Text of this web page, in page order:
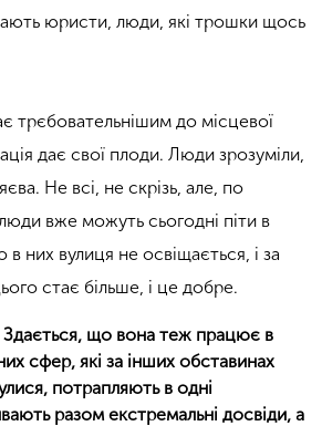
юристи, люди, які трошки щось
трєбовательнішим до місцевої
дає свої плоди. Люди зрозуміли,
Не всі, не скрізь, але, по
вже можуть сьогодні піти в
них вулиця не освіщається, і за
стає більше, і це добре.
що вона теж працює в
сфер, які за інших обставинах
потрапляють в одні
разом екстремальні досвіди, а